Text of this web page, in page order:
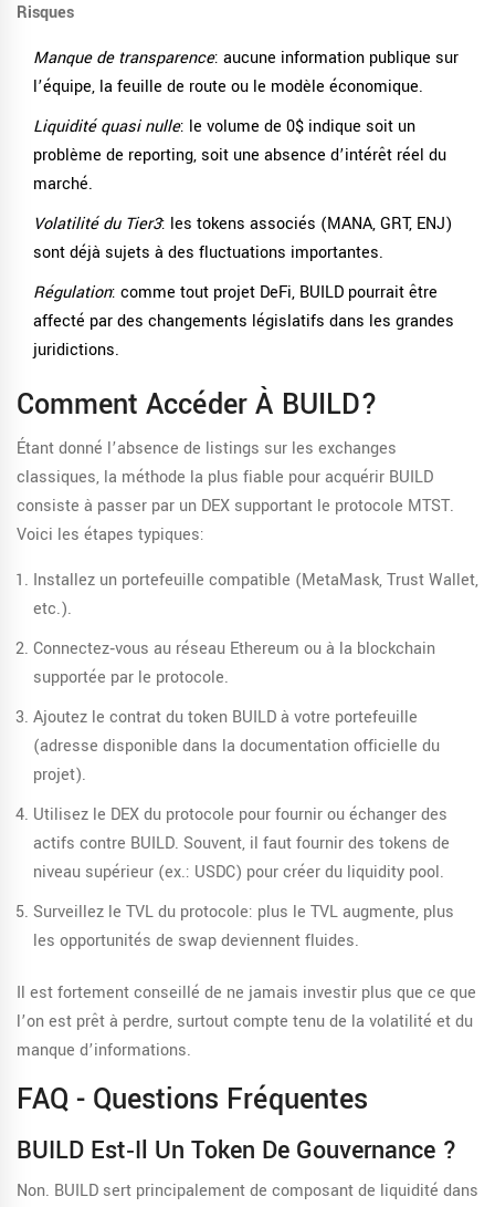
Risques
Manque de transparence: aucune information publique sur
l’équipe, la feuille de route ou le modèle économique.
Liquidité quasi nulle: le volume de 0$ indique soit un
problème de reporting, soit une absence d’intérêt réel du
marché.
Volatilité du Tier3: les tokens associés (MANA, GRT, ENJ)
sont déjà sujets à des fluctuations importantes.
Régulation: comme tout projet DeFi, BUILD pourrait être
affecté par des changements législatifs dans les grandes
juridictions.
Comment Accéder À BUILD?
Étant donné l’absence de listings sur les exchanges
classiques, la méthode la plus fiable pour acquérir BUILD
consiste à passer par un DEX supportant le protocole MTST.
Voici les étapes typiques:
Installez un portefeuille compatible (MetaMask, Trust Wallet,
etc.).
Connectez‑vous au réseau Ethereum ou à la blockchain
supportée par le protocole.
Ajoutez le contrat du token BUILD à votre portefeuille
(adresse disponible dans la documentation officielle du
projet).
Utilisez le DEX du protocole pour fournir ou échanger des
actifs contre BUILD. Souvent, il faut fournir des tokens de
niveau supérieur (ex.: USDC) pour créer du liquidity pool.
Surveillez le TVL du protocole: plus le TVL augmente, plus
les opportunités de swap deviennent fluides.
Il est fortement conseillé de ne jamais investir plus que ce que
l’on est prêt à perdre, surtout compte tenu de la volatilité et du
manque d’informations.
FAQ - Questions Fréquentes
BUILD Est‑il Un Token De Gouvernance ?
Non. BUILD sert principalement de composant de liquidité dans